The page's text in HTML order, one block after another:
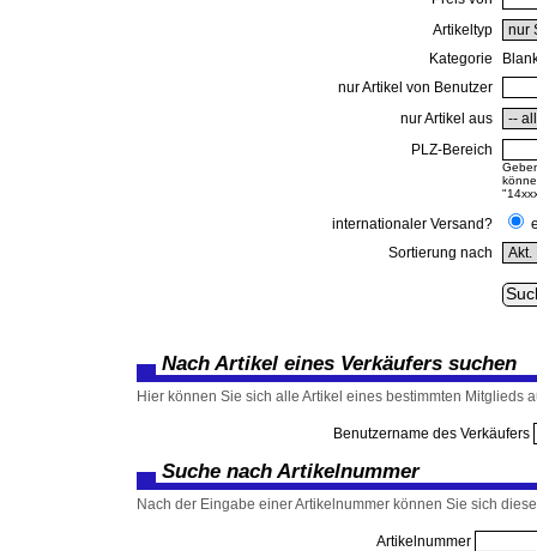
Artikeltyp
Kategorie
nur Artikel von Benutzer
nur Artikel aus
PLZ-Bereich
internationaler Versand?
Sortierung nach
Nach Artikel eines Verkäufers suchen
Hier können Sie sich alle Artikel eines bestimmten Mitglieds
Benutzername des Verkäufers
Suche nach Artikelnummer
Nach der Eingabe einer Artikelnummer können Sie sich
Artikelnummer